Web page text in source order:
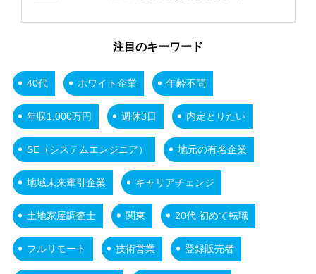
注目のキーワード
40代 ホワイト企業 年齢不問
年収1,000万円 週休3日 内定とりたい
SE（システムエンジニア） 地元の有名企業
地域未来牽引企業 キャリアチェンジ
土地家屋調査士 関東 20代 初めて転職
フルリモート 技術営業 登録販売者